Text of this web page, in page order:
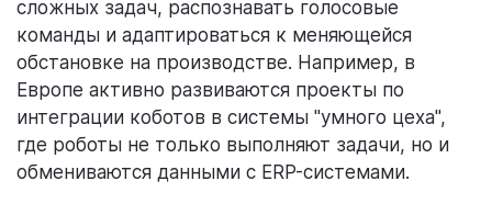
сложных задач, распознавать голосовые
команды и адаптироваться к меняющейся
обстановке на производстве. Например, в
Европе активно развиваются проекты по
интеграции коботов в системы "умного цеха",
где роботы не только выполняют задачи, но и
обмениваются данными с ERP-системами.